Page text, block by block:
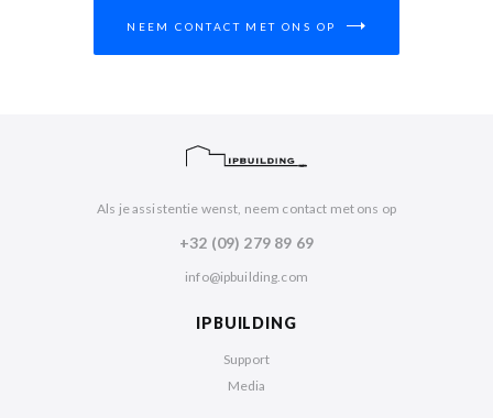
NEEM CONTACT MET ONS OP
Als je assistentie wenst, neem contact met ons op
+32 (09) 279 89 69
info@ipbuilding.com
IPBUILDING
Support
Media